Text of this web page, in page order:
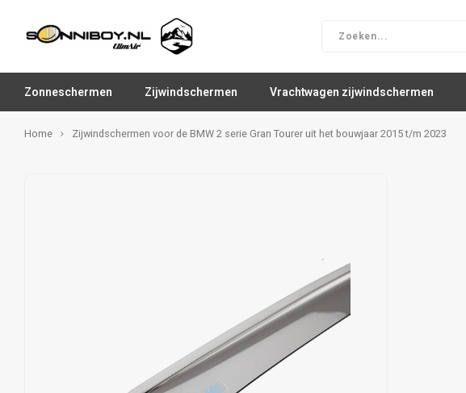
Zonneschermen Zijwindschermen Vrachtwagen zijwindschermen
Home Zijwindschermen voor de BMW 2 serie Gran Tourer uit het bouwjaar 2015 t/m 2023